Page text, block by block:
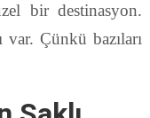
bir destinasyon.
Çünkü bazıları